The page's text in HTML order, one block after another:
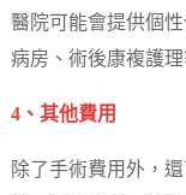
醫院可能會提供個
病房、術後康複護
4、其他費用
除了手術費用外，